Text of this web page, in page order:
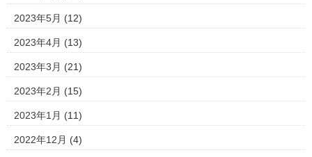
2023年5月 (12)
2023年4月 (13)
2023年3月 (21)
2023年2月 (15)
2023年1月 (11)
2022年12月 (4)